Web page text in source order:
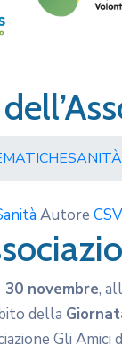
SANITÀ
Autore
novembre,
della
Gli Amici